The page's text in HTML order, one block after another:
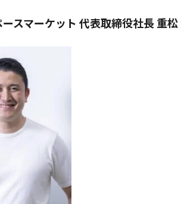
スマーケット 代表取締役社長 重